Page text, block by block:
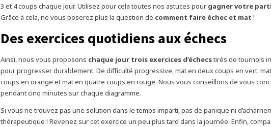
3 et 4 coups chaque jour. Utilisez pour cela toutes nos astuces pour gagner votre
Grâce à cela, ne vous poserez plus la question de comment faire échec et mat !
Des exercices quotidiens aux échecs
Ainsi, nous vous proposons chaque jour trois exercices d’échecstirés de tournois
pour progresser durablement. De difficulté progressive, mat en deux coups en vert,
coups en orange et mat en quatre coups en rouge. Nous vous conseillons de vous
pendant cinq minutes sur chaque diagramme.
Si vous ne trouvez pas une solution dans le temps imparti, pas de panique ni
thérapeutique ! Revenez sur cet exercice un peu plus tard dans la journée. Enfin,